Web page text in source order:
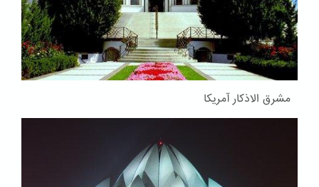
مشرق الاذکار آمریکا